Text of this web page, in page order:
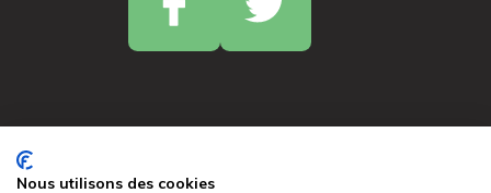
© 2024 France Copeaux. Alle Rechte vorbehalten.
Nous utilisons des cookies